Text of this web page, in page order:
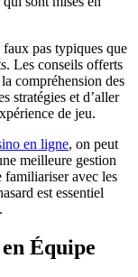
pas typiques que
Les conseils offerts
compréhension des
stratégies et d’aller
de jeu.
en ligne, on peut
meilleure gestion
familiariser avec les
est essentiel
Équipe